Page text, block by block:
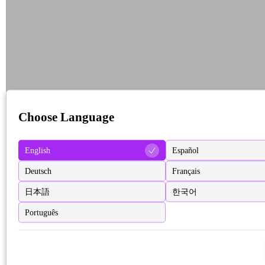
Choose Language
English Español
Deutsch Français
日本語 한국어
Português